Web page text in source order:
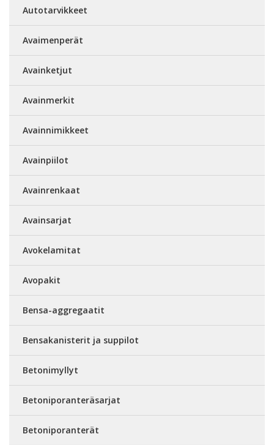
Autotarvikkeet
Avaimenperät
Avainketjut
Avainmerkit
Avainnimikkeet
Avainpiilot
Avainrenkaat
Avainsarjat
Avokelamitat
Avopakit
Bensa-aggregaatit
Bensakanisterit ja suppilot
Betonimyllyt
Betoniporanteräsarjat
Betoniporanterät